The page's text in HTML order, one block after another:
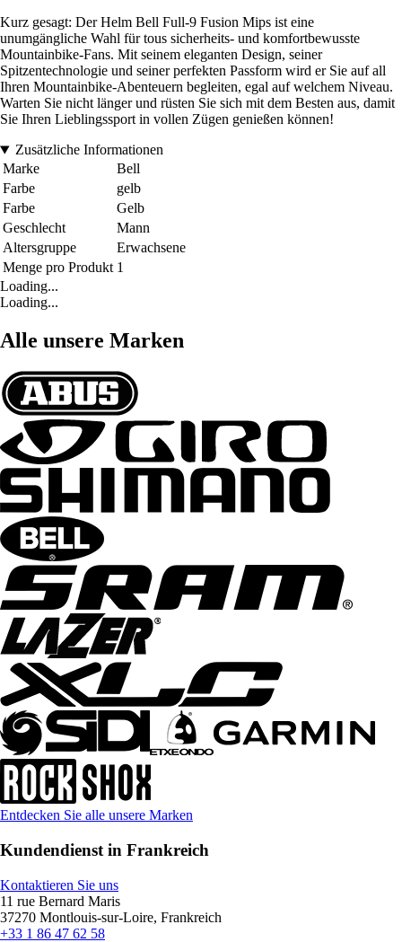
Kurz gesagt: Der Helm Bell Full-9 Fusion Mips ist eine
unumgängliche Wahl für tous sicherheits- und komfortbewusste
Mountainbike-Fans. Mit seinem eleganten Design, seiner
Spitzentechnologie und seiner perfekten Passform wird er Sie auf all
Ihren Mountainbike-Abenteuern begleiten, egal auf welchem Niveau.
Warten Sie nicht länger und rüsten Sie sich mit dem Besten aus, damit
Sie Ihren Lieblingssport in vollen Zügen genießen können!
Zusätzliche Informationen
Marke
Bell
Farbe
gelb
Farbe
Gelb
Geschlecht
Mann
Altersgruppe
Erwachsene
Menge pro Produkt 1
Loading...
Loading...
Alle unsere Marken
Entdecken Sie alle unsere Marken
Kundendienst in Frankreich
Kontaktieren Sie uns
11 rue Bernard Maris
37270 Montlouis-sur-Loire, Frankreich
+33 1 86 47 62 58